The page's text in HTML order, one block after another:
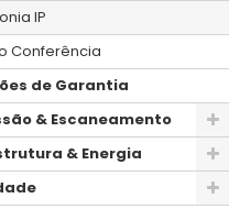
IP
Conferência
de Garantia
& Escaneamento
& Energia